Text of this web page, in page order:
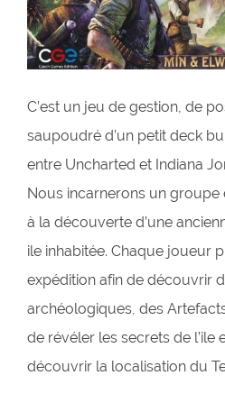
C’est un jeu de gestion, de
saupoudré d’un petit deck
entre Uncharted et Indiana
Nous incarnerons un groupe
à la découverte d’une
ile inhabitée. Chaque joueur
expédition afin de découvrir
archéologiques, des
de révéler les secrets de l’ile
découvrir la localisation du